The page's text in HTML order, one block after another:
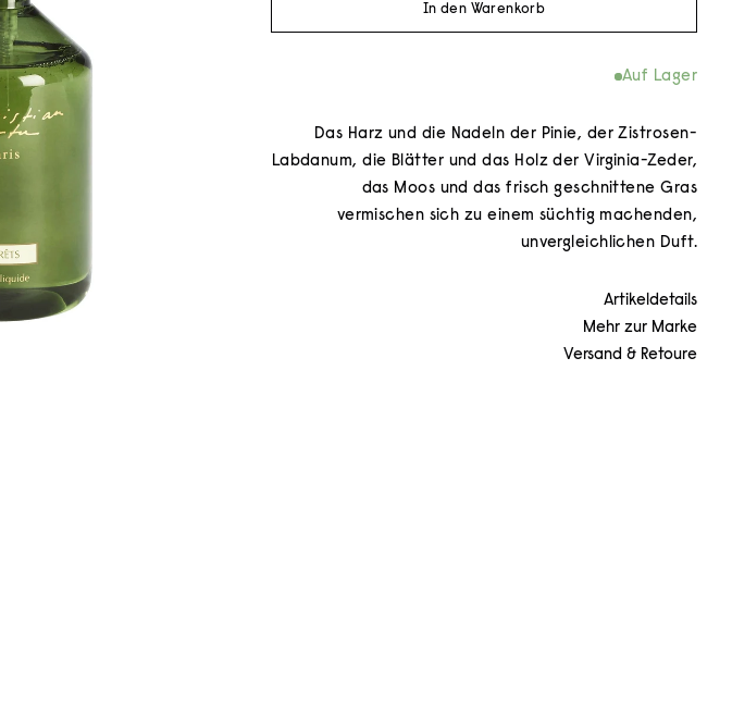
In den Warenkorb
Auf Lager
Das Harz und die Nadeln der Pinie, der Zistrosen-
Labdanum, die Blätter und das Holz der Virginia-Zeder,
das Moos und das frisch geschnittene Gras
vermischen sich zu einem süchtig machenden,
unvergleichlichen Duft.
Artikeldetails
Mehr zur Marke
Versand & Retoure